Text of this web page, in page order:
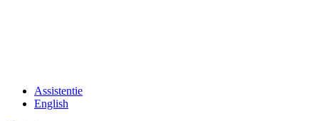
Assistentie
English